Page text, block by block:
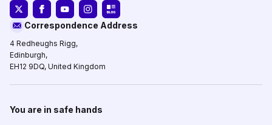
Correspondence Address
4 Redheughs Rigg,
Edinburgh,
EH12 9DQ, United Kingdom
You are in safe hands